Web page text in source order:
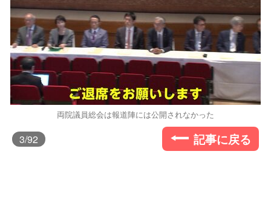
両院議員総会は報道陣には公開されなかった
3/92 記事に戻る